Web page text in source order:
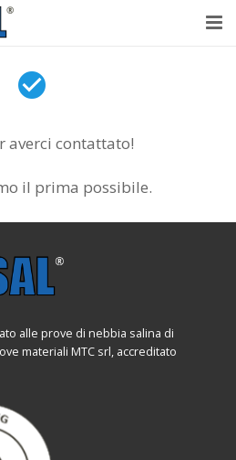
check_circle
averci contattato!
il prima possibile.
alle prove di nebbia salina di
materiali MTC srl, accreditato